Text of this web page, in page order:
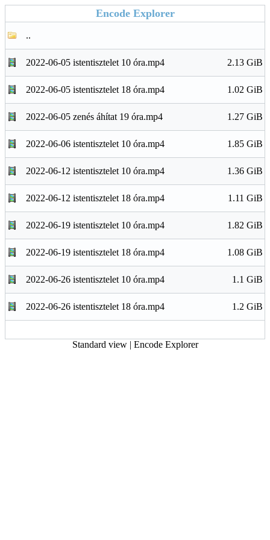
Encode Explorer
..
2022-06-05 istentisztelet 10 óra.mp4 2.13 GiB
2022-06-05 istentisztelet 18 óra.mp4 1.02 GiB
2022-06-05 zenés áhítat 19 óra.mp4 1.27 GiB
2022-06-06 istentisztelet 10 óra.mp4 1.85 GiB
2022-06-12 istentisztelet 10 óra.mp4 1.36 GiB
2022-06-12 istentisztelet 18 óra.mp4 1.11 GiB
2022-06-19 istentisztelet 10 óra.mp4 1.82 GiB
2022-06-19 istentisztelet 18 óra.mp4 1.08 GiB
2022-06-26 istentisztelet 10 óra.mp4 1.1 GiB
2022-06-26 istentisztelet 18 óra.mp4 1.2 GiB
Standard view| Encode Explorer